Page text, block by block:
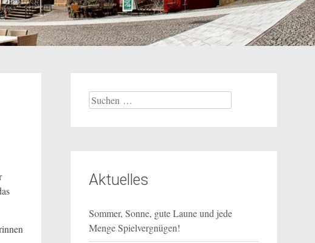
Suchen
nach:
Aktuelles
Sommer, Sonne, gute Laune und jede
Menge Spielvergnügen!